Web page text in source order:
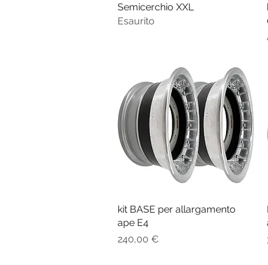
Vista rapida
Semicerchio XXL
Esaurito
Vista rapida
kit BASE per allargamento
ape E4
Prezzo
240,00 €